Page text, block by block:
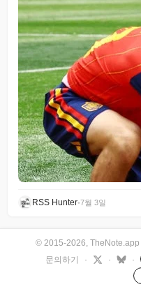
RSS Hunter•7월 3일
© 2015-2026, TheNote.app
문의하기
· · ·